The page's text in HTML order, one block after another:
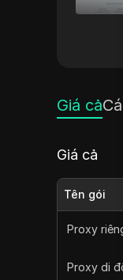
Giá cả
Giá cả
Tên gói
Proxy
Proxy di